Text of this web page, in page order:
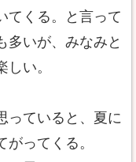
てくる。と言って
多いが、みなみと
い。
っていると、夏に
ってくる。